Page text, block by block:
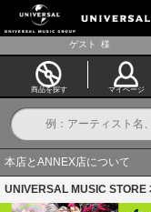
ゲスト 様
商品を探す マイページ
本店とANNEX店について
UNIVERSAL MUSIC